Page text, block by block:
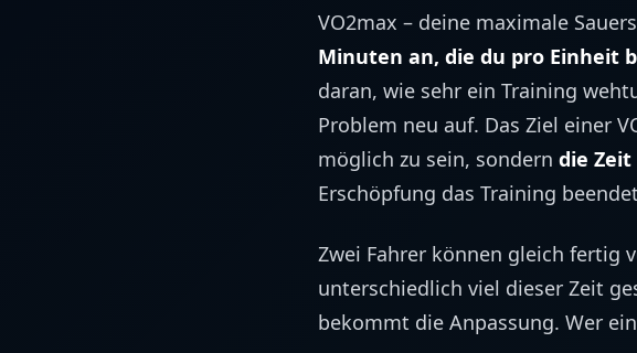
VO2max – deine maximale
Minuten an, die du pro Einheit
daran, wie sehr ein Training
Problem neu auf. Das Ziel einer
möglich zu sein, sondern die
Erschöpfung das Training
Zwei Fahrer können gleich fertig
unterschiedlich viel dieser Zeit
bekommt die Anpassung. Wer